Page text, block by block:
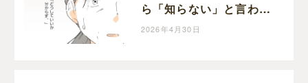
ら「知らない」と言われ
てショックを受ける嫁
2026年4月30日